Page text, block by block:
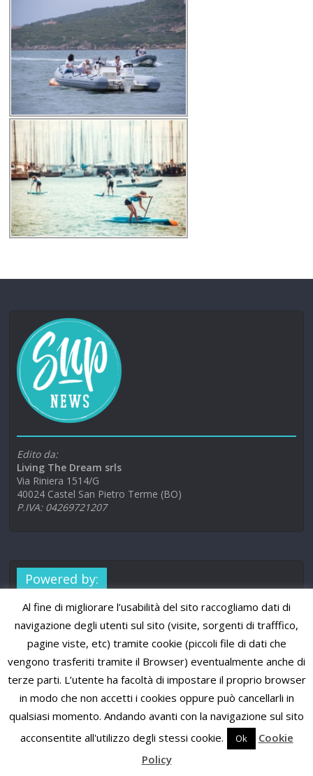
Edito da:
Living The Dream srls
Via Riniera 1514/G
40024 Castel San Pietro Terme (BO)
P.IVA: 04269721207
Powered by:
Al fine di migliorare l’usabilità del sito raccogliamo dati di
navigazione degli utenti sul sito (visite, sorgenti di trafffico,
pagine viste, etc) tramite cookie (piccoli file di dati che
vengono trasferiti tramite il Browser) eventualmente anche di
terze parti. L’utente ha facoltà di impostare il proprio browser
in modo che non accetti i cookies oppure può cancellarli in
qualsiasi momento. Andando avanti con la navigazione sul sito
acconsentite all'utilizzo degli stessi cookie.
Ok
Cookie
Policy